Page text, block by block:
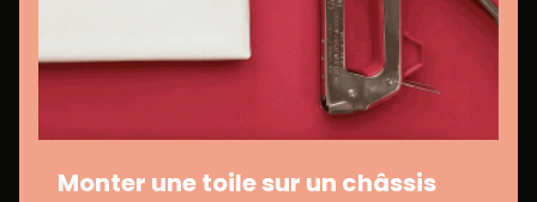
Monter une toile sur un châssis